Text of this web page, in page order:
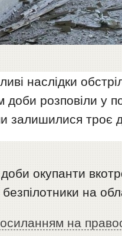
наслідки
доби розповіли у
залишилися троє
окупанти
на
на